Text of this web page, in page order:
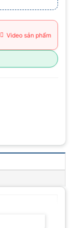
Video sản phẩm